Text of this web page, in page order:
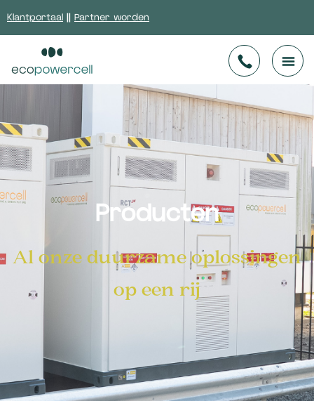
Klantportaal || Partner worden
Producten
Al onze duurzame oplossingen
op een rij